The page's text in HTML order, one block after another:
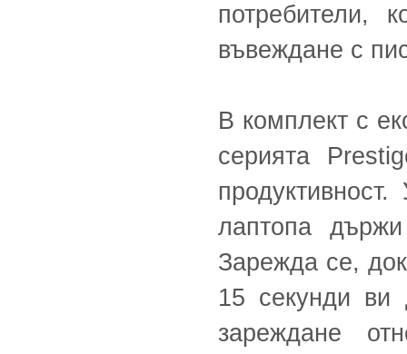
потребители,
въвеждане с
В комплект с
серията
лаптопа
Зарежда се,
15 секунди ви
зареждане